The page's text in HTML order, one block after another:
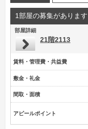
1部屋の募集があります
部屋詳細
21階2113
賃料・管理費・共益費
敷金・礼金
間取・面積
アピールポイント